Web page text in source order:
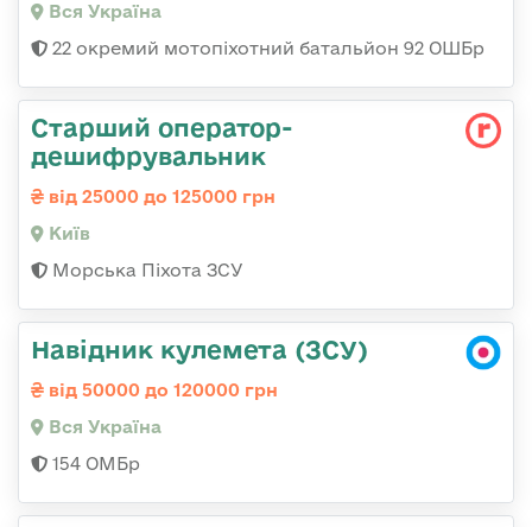
Вся Україна
22 окремий мотопіхотний батальйон 92 ОШБр
Старший оператор-
дешифрувальник
від 25000 до 125000 грн
Київ
Морська Піхота ЗСУ
Навідник кулемета (ЗСУ)
від 50000 до 120000 грн
Вся Україна
154 ОМБр